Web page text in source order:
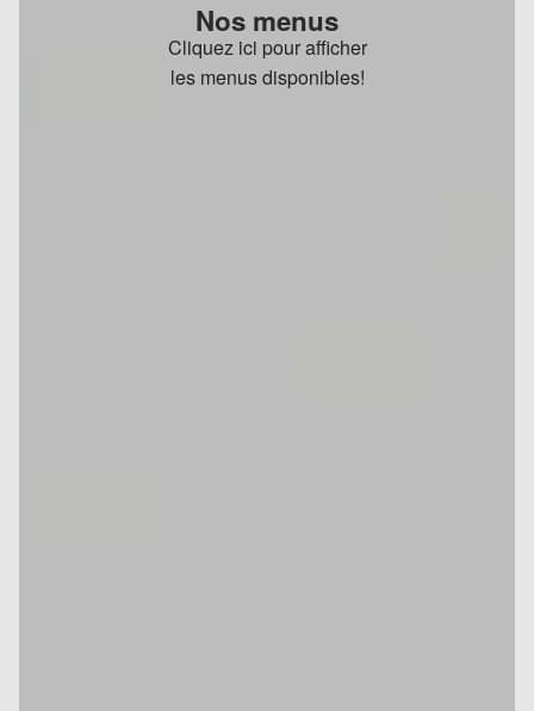
Nos menus
Cliquez ici pour afficher
les menus disponibles!